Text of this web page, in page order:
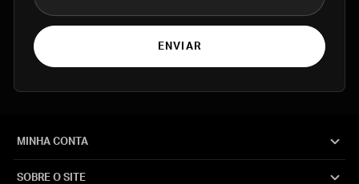
ENVIAR
MINHA CONTA
SOBRE O SITE